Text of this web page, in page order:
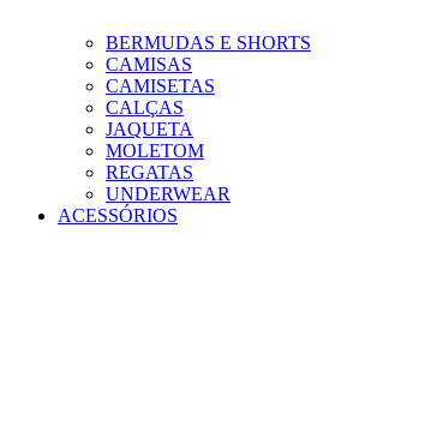
BERMUDAS E SHORTS
CAMISAS
CAMISETAS
CALÇAS
JAQUETA
MOLETOM
REGATAS
UNDERWEAR
ACESSÓRIOS